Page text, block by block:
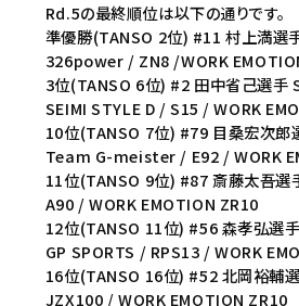
Rd.5の最終順位は以下の通りです。
準優勝(TANSO 2位) #11 村上満
326power / ZN8 /WORK
3位(TANSO 6位) #2 田中省己選手
SEIMI STYLE D / S15 / WORK
10位(TANSO 7位) #79 目桑宏次
Team G-meister / E92 / WORK
11位(TANSO 9位) #87 斎藤太吾選
A90 / WORK EMOTION ZR10
12位(TANSO 11位) #56 森孝弘選
GP SPORTS / RPS13 / WORK
16位(TANSO 16位) #52 北岡裕輔
JZX100 / WORK EMOTION ZR10